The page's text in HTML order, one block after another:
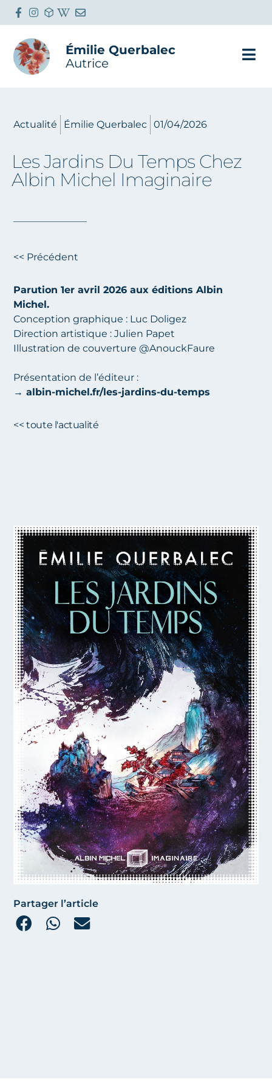
Émilie Querbalec
Autrice
Actualité Émilie Querbalec 01/04/2026
Les Jardins Du Temps Chez
Albin Michel Imaginaire
<< Précédent
Parution 1er avril 2026 aux éditions Albin
Michel.
Conception graphique : Luc Doligez
Direction artistique : Julien Papet
Illustration de couverture@AnouckFaure
Présentation de l’éditeur :
→albin-michel.fr/les-jardins-du-temps
<< toute l'actualité
Partager l’article